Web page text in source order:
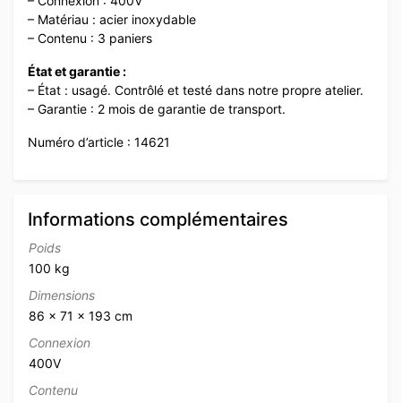
– Matériau : acier inoxydable
– Contenu : 3 paniers
État et garantie :
– État : usagé. Contrôlé et testé dans notre propre atelier.
– Garantie : 2 mois de garantie de transport.
Numéro d’article : 14621
Informations complémentaires
Poids
100 kg
Dimensions
86 × 71 × 193 cm
Connexion
400V
Contenu